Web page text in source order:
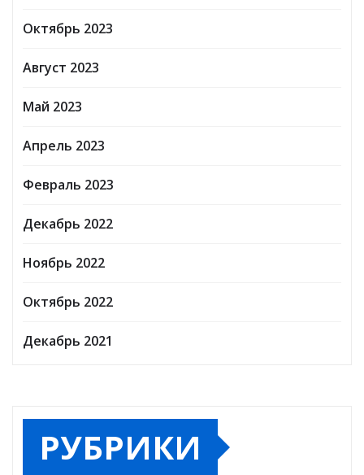
Октябрь 2023
Август 2023
Май 2023
Апрель 2023
Февраль 2023
Декабрь 2022
Ноябрь 2022
Октябрь 2022
Декабрь 2021
РУБРИКИ